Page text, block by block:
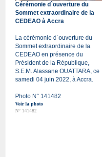
Cérémonie d`ouverture du
Sommet extraordinaire de la
CEDEAO à Accra
La cérémonie d`ouverture du
Sommet extraordinaire de la
CEDEAO en présence du
Président de la République,
S.E.M. Alassane OUATTARA, ce
samedi 04 juin 2022, à Accra.
Photo N° 141482
Voir la photo
N° 141482